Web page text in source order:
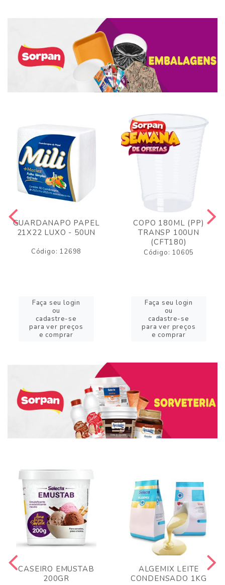
GUARDANAPO PAPEL
21X22 LUXO - 50UN
Código: 12698
Faça seu login
ou
cadastre-se
para ver preços
e comprar
COPO 180ML (PP)
TRANSP 100UN
(CFT180)
Código: 10605
Faça seu login
ou
cadastre-se
para ver preços
e comprar
CASEIRO EMUSTAB
200GR
ALGEMIX LEITE
CONDENSADO 1KG